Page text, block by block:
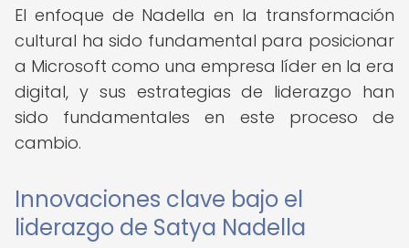
El enfoque de Nadella en la transformación
cultural ha sido fundamental para posicionar
a Microsoft como una empresa líder en la era
digital, y sus estrategias de liderazgo han
sido fundamentales en este proceso de
cambio.
Innovaciones clave bajo el
liderazgo de Satya Nadella